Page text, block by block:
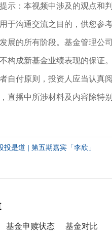
示：本视频中涉及的观点和
于沟通交流之目的，供您参
展的所有阶段。基金管理公
构成新基金业绩表现的保证
自付原则，投资人应当认真
直播中所涉材料及内容除特
投是道 | 第五期嘉宾「李欣」
基金申赎状态 基金对比